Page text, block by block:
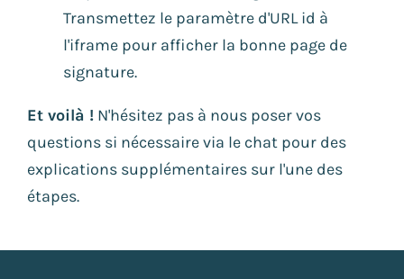
Transmettez le paramètre d'URL id à
l'iframe pour afficher la bonne page de
signature.
Et voilà ! N'hésitez pas à nous poser vos
questions si nécessaire via le chat pour des
explications supplémentaires sur l'une des
étapes.